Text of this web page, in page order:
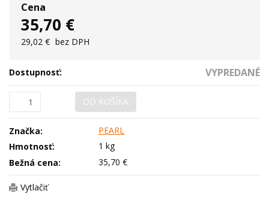
Cena
35,70 €
29,02 € bez DPH
Dostupnosť: VYPREDANÉ
DO KOŠÍKA
Značka:
PEARL
Hmotnosť:
1 kg
Bežná cena:
35,70 €
Vytlačiť